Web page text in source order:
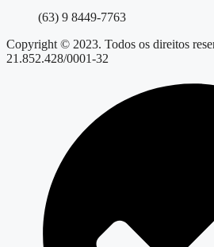
(63) 9 8449-7763
Copyright © 2023. Todos os direitos
21.852.428/0001-32